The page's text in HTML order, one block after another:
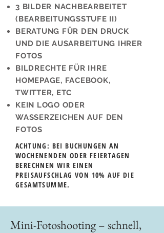
3 BILDER NACHBEARBEITET
(BEARBEITUNGSSTUFE II)
BERATUNG FÜR DEN DRUCK
UND DIE AUSARBEITUNG IHRER
FOTOS
BILDRECHTE FÜR IHRE
HOMEPAGE, FACEBOOK,
TWITTER, ETC
KEIN LOGO ODER
WASSERZEICHEN AUF DEN
FOTOS
ACHTUNG: BEI BUCHUNGEN AN
WOCHENENDEN ODER FEIERTAGEN
BERECHNEN WIR EINEN
PREISAUFSCHLAG VON 10% AUF DIE
GESAMTSUMME.
Mini-Fotoshooting – schnell,